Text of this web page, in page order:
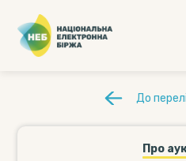
До
Про